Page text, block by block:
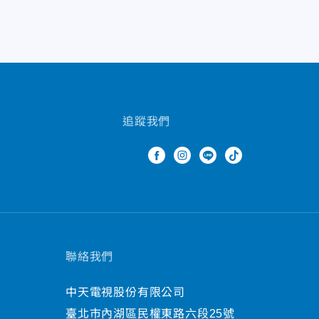
追蹤我們
聯絡我們
中天電視股份有限公司
臺北市內湖區民權東路六段25號